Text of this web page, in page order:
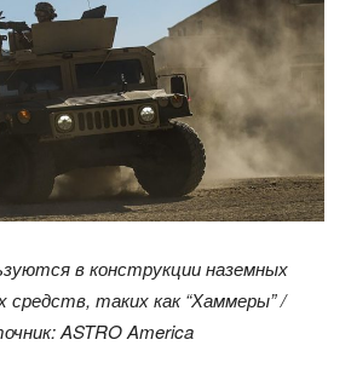
в конструкции наземных
таких как “Хаммеры” /
ASTRO America